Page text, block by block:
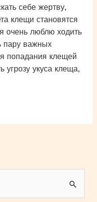
себе жертву,
клещи становятся
очень люблю ходить
пару важных
попадания клещей
угрозу укуса клеща,